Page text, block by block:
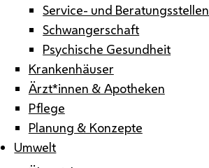
Service- und Beratungsstellen
Schwangerschaft
Psychische Gesundheit
Krankenhäuser
Ärzt*innen & Apotheken
Pflege
Planung & Konzepte
Umwelt